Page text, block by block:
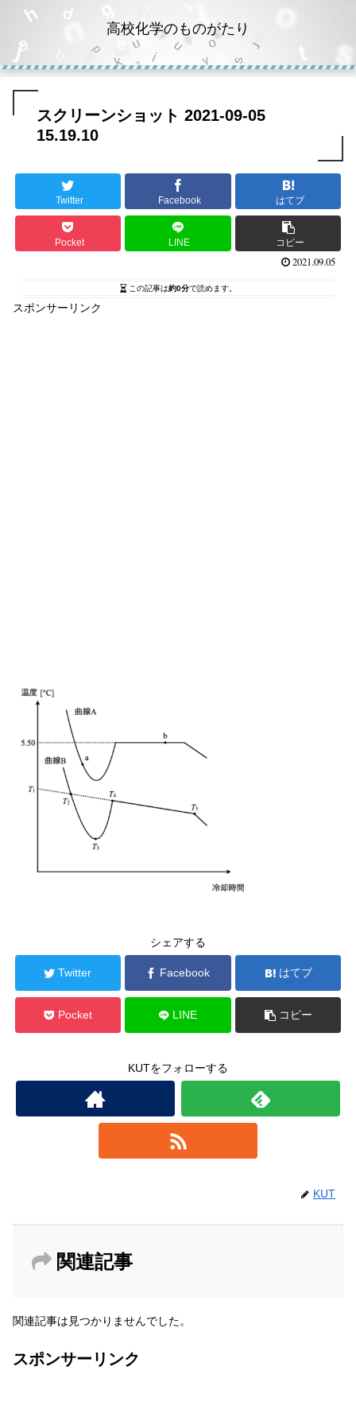
高校化学のものがたり
スクリーンショット 2021-09-05
15.19.10
Twitter Facebook はてブ
Pocket LINE コピー
2021.09.05
この記事は約0分で読めます。
スポンサーリンク
シェアする
Twitter Facebook はてブ
Pocket LINE コピー
KUTをフォローする
KUT
関連記事
関連記事は見つかりませんでした。
スポンサーリンク